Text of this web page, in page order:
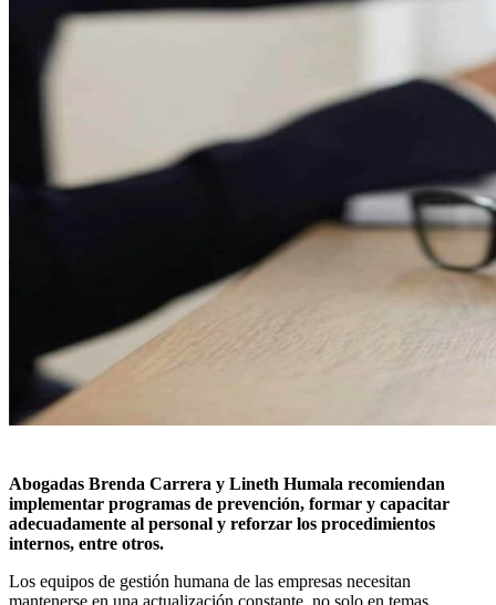
Abogadas Brenda Carrera y Lineth Humala recomiendan
implementar programas de prevención, formar y capacitar
adecuadamente al personal y reforzar los procedimientos
internos, entre otros.
Los equipos de gestión humana de las empresas necesitan